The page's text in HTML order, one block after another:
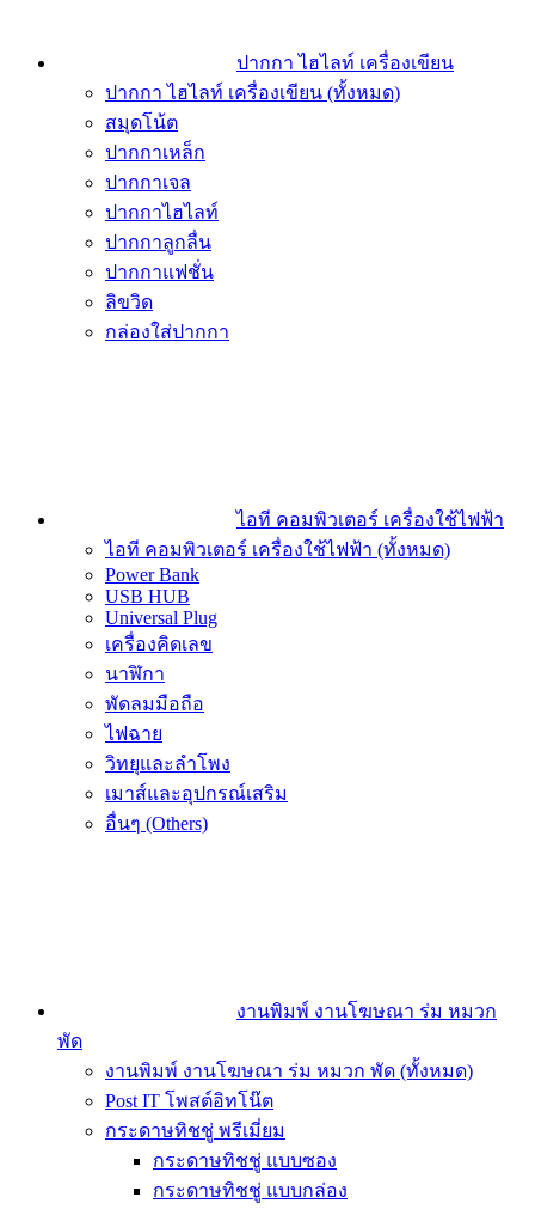
ปากกา ไฮไลท์ เครื่องเขียน
ปากกา ไฮไลท์ เครื่องเขียน (ทั้งหมด)
สมุดโน้ต
ปากกาเหล็ก
ปากกาเจล
ปากกาไฮไลท์
ปากกาลูกลื่น
ปากกาแฟชั่น
ลิขวิด
กล่องใส่ปากกา
ไอที คอมพิวเตอร์ เครื่องใช้ไฟฟ้า
ไอที คอมพิวเตอร์ เครื่องใช้ไฟฟ้า (ทั้งหมด)
Power Bank
USB HUB
Universal Plug
เครื่องคิดเลข
นาฬิกา
พัดลมมือถือ
ไฟฉาย
วิทยุและลำโพง
เมาส์และอุปกรณ์เสริม
อื่นๆ (Others)
งานพิมพ์ งานโฆษณา ร่ม หมวก
พัด
งานพิมพ์ งานโฆษณา ร่ม หมวก พัด (ทั้งหมด)
Post IT โพสต์อิทโน๊ต
กระดาษทิชชู่ พรีเมี่ยม
กระดาษทิชชู่ แบบซอง
กระดาษทิชชู่ แบบกล่อง